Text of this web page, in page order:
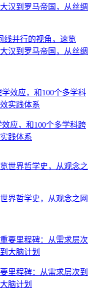
线并行的视角，速览
汉到罗马帝国，从丝绸
应，和100个多学科跨
践体系
界哲学史，从观念之网
里程碑：从需求层次到
脑计划